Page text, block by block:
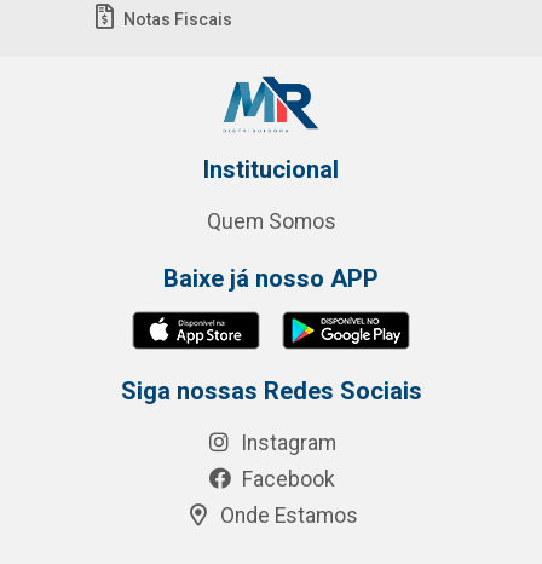
Notas Fiscais
Institucional
Quem Somos
Baixe já nosso APP
Siga nossas Redes Sociais
Instagram
Facebook
Onde Estamos